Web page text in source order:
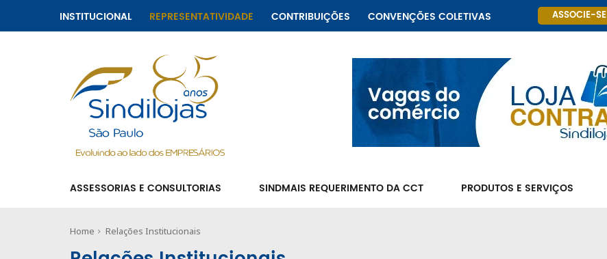
INSTITUCIONAL REPRESENTATIVIDADE CONTRIBUIÇÕES CONVENÇÕES COLETIVAS ASSOCIE-SE
ASSESSORIAS E CONSULTORIAS SINDMAIS REQUERIMENTO DA CCT PRODUTOS E SERVIÇOS
Home Relações Institucionais